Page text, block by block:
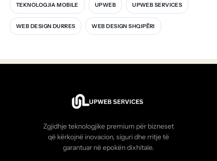
TEKNOLOGJIA MOBILE UPWEB UPWEB SERVICES
WEB DESIGN DURRES WEB DESIGN SHQIPËRI
Zgjidhje teknologjike premium për bizneset
që kërkojnë inovacion, siguri dhe rritje të
garantuar në epokën dixhitale.